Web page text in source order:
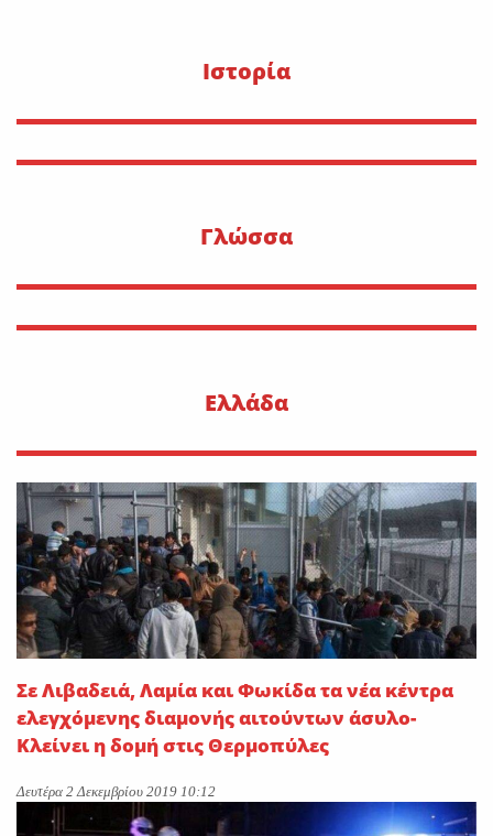
Ιστορία
Γλώσσα
Ελλάδα
Σε Λιβαδειά, Λαμία και Φωκίδα τα νέα κέντρα
ελεγχόμενης διαμονής αιτούντων άσυλο-
Κλείνει η δομή στις Θερμοπύλες
Δευτέρα 2 Δεκεμβρίου 2019 10:12